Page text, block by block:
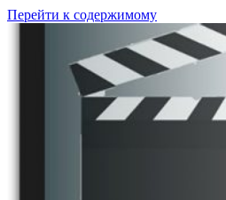
Перейти к содержимому